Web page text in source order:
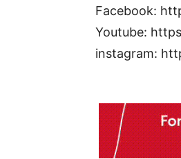
Facebook:
Youtube:
instagram: